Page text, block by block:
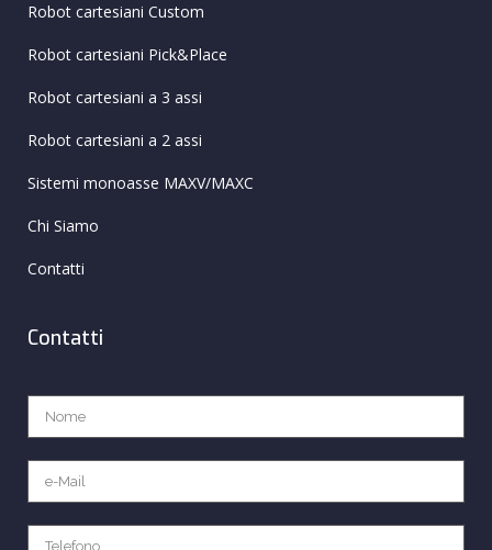
Robot cartesiani Custom
Robot cartesiani Pick&Place
Robot cartesiani a 3 assi
Robot cartesiani a 2 assi
Sistemi monoasse MAXV/MAXC
Chi Siamo
Contatti
Contatti